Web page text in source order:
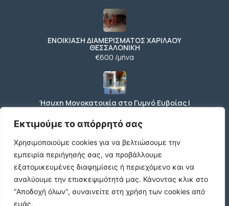
Εκτιμούμε το απόρρητό σας
Χρησιμοποιούμε cookies για να βελτιώσουμε την
εμπειρία περιήγησής σας, να προβάλλουμε
εξατομικευμένες διαφημίσεις ή περιεχόμενο και να
αναλύουμε την επισκεψιμότητά μας. Κάνοντας κλικ στο
"Αποδοχή όλων", συναινείτε στη χρήση των cookies από
εμάς.
ΕΝΟΙΚΙΑΣΗ ΔΙΑΜΕΡΙΣΜΑΤΟΣ ΧΑΡΙΛΑΟΥ
ΘΕΣΣΑΛΟΝΙΚΗ
€600 /μήνα
Ήσυχη Μονοκατοικία στο Γυμνό Ευβοίας |
Κοντά σε Θάλασσα & Βουνό
€52 /μήνα
ΕΝΟΙΚΙΑΣΗ ΔΙΑΜΕΡΙΣΜΑΤΟΣ ΧΑΡΙΛΑΟΥ
ΘΕΣΣΑΛΟΝΙΚΗ
€600 /μήνα